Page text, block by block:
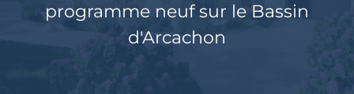
programme neuf sur le Bassin
d'Arcachon